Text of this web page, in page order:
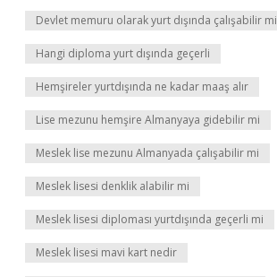
Devlet memuru olarak yurt dışında çalışabilir mi
Hangi diploma yurt dışında geçerli
Hemşireler yurtdışında ne kadar maaş alır
Lise mezunu hemşire Almanyaya gidebilir mi
Meslek lise mezunu Almanyada çalışabilir mi
Meslek lisesi denklik alabilir mi
Meslek lisesi diploması yurtdışında geçerli mi
Meslek lisesi mavi kart nedir